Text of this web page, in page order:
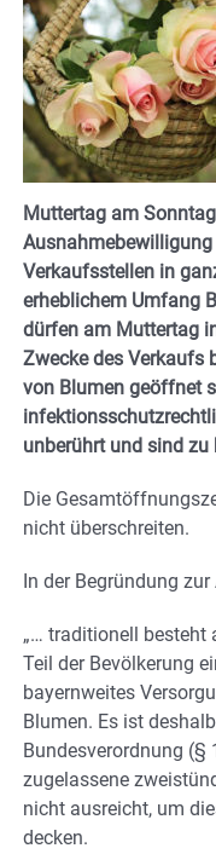
Muttertag am
Verkaufsstellen in
erheblichem Umfang
dürfen am Muttertag
Zwecke des Verkaufs
von Blumen geöffnet
unberührt und sind zu
Die
nicht überschreiten.
In der Begründung
„… traditionell besteht
Teil der Bevölkerung
bayernweites
Blumen. Es ist
Bundesverordnung (§
zugelassene
nicht ausreicht, um
decken.